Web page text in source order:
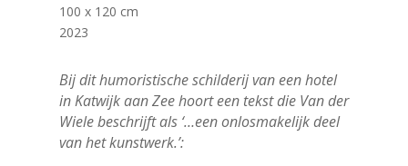
100 x 120 cm
2023
Bij dit humoristische schilderij van een hotel
in Katwijk aan Zee hoort een tekst die Van der
Wiele beschrijft als ‘…een onlosmakelijk deel
van het kunstwerk.’: